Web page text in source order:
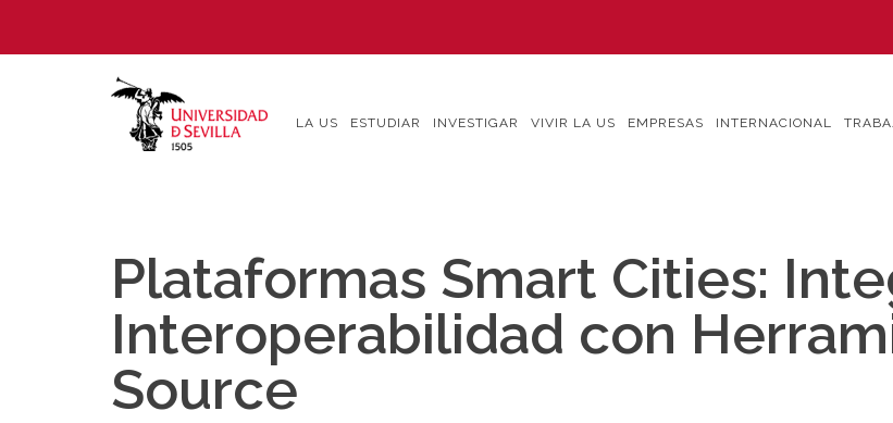
contenido
LA US ESTUDIAR INVESTIGAR VIVIR LA US EMPRESAS INTERNACIONAL
Plataformas Smart Cities:
Interoperabilidad con
Source